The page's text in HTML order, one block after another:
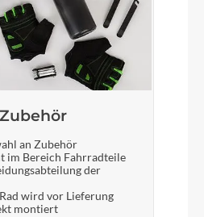
10 mm Offset
an Zubehör
im Bereich Fahrradteile
der
wird vor Lieferung
montiert